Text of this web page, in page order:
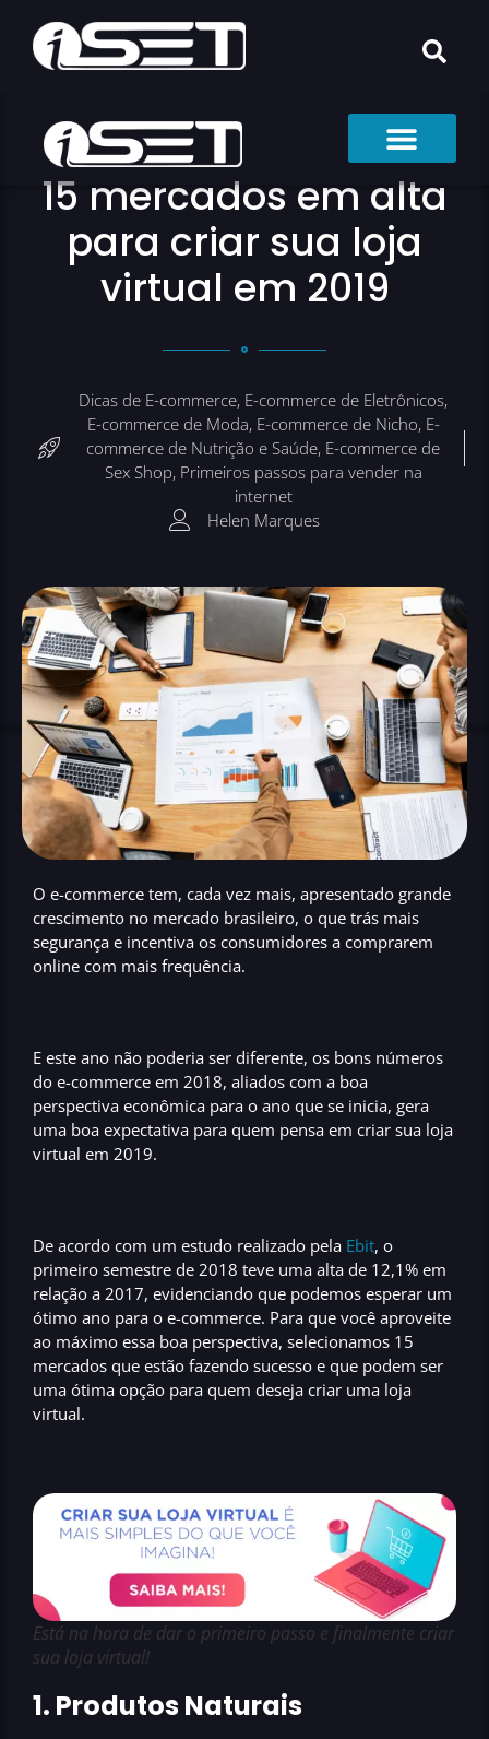
15 mercados em alta
para criar sua loja
virtual em 2019
Dicas de E-commerce, E-commerce de Eletrônicos,
E-commerce de Moda, E-commerce de Nicho, E-
commerce de Nutrição e Saúde, E-commerce de
Sex Shop, Primeiros passos para vender na
internet
Helen Marques
O e-commerce tem, cada vez mais, apresentado grande
crescimento no mercado brasileiro, o que trás mais
segurança e incentiva os consumidores a comprarem
online com mais frequência.
E este ano não poderia ser diferente, os bons números
do e-commerce em 2018, aliados com a boa
perspectiva econômica para o ano que se inicia, gera
uma boa expectativa para quem pensa em criar sua loja
virtual em 2019.
De acordo com um estudo realizado pela Ebit, o
primeiro semestre de 2018 teve uma alta de 12,1% em
relação a 2017, evidenciando que podemos esperar um
ótimo ano para o e-commerce. Para que você aproveite
ao máximo essa boa perspectiva, selecionamos 15
mercados que estão fazendo sucesso e que podem ser
uma ótima opção para quem deseja criar uma loja
virtual.
Está na hora de dar o primeiro passo e finalmente criar
sua loja virtual!
1. Produtos Naturais